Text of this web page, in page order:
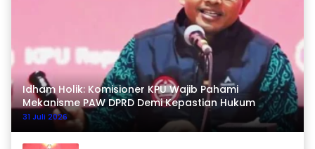
Idham Holik: Komisioner KPU Wajib Pahami
Mekanisme PAW DPRD Demi Kepastian Hukum
31 Juli 2026